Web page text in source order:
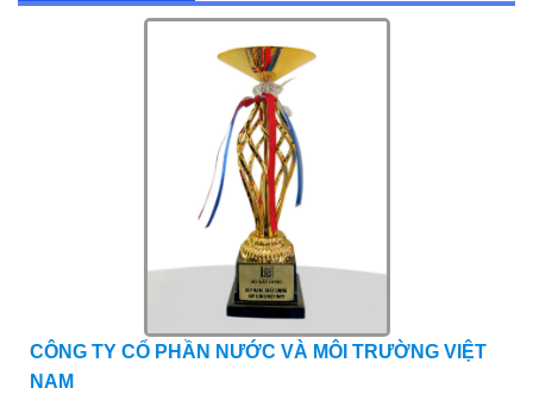
CÔNG TY CỔ PHẦN NƯỚC VÀ MÔI TRƯỜNG VIỆT
NAM